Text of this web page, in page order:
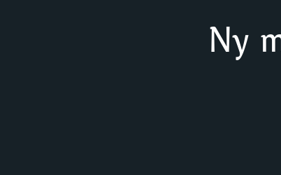
Ny